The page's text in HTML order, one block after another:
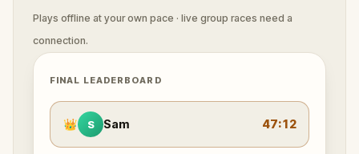
Plays offline at your own pace · live group races need a
connection.
FINAL LEADERBOARD
👑 S Sam 47:12